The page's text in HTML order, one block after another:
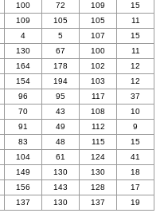
100 72 109
15
109 105 105
11
4 5 107
15
130 67 100
11
164 178 102
12
154 194 103
12
96 95 117
37
70 43 108
10
91 49 112
9
83 48 115
15
104 61 124
41
149 130 130
18
156 143 128
17
137 130 137 19